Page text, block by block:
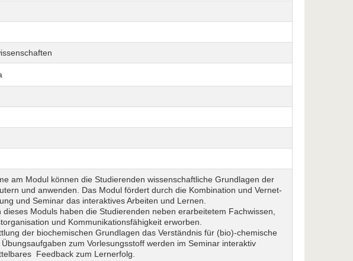
am Modul können die Studierenden wissenschaftliche Grundlagen der
und anwenden. Das Modul fördert durch die Kombination und Vernet­
und Seminar das interaktives Arbeiten und Lernen.
dieses Moduls haben die Studie­ren­den neben erarbeitetem Fachwissen,
und Kommunikationsfähigkeit erworben.
der biochemischen Grundlagen das Verständnis für (bio)-chemische
zum Vorlesungs­stoff werden im Seminar interaktiv
Feedback zum Lernerfolg.